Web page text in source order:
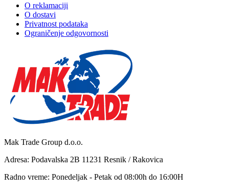
O reklamaciji
O dostavi
Privatnost podataka
Ograničenje odgovornosti
Mak Trade Group d.o.o.
Adresa: Podavalska 2B 11231 Resnik / Rakovica
Radno vreme: Ponedeljak - Petak od 08:00h do 16:00H